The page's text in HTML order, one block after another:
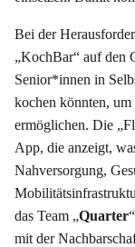
Bei der
„KochBar“ auf den
Senior*innen in
kochen könnten, um
ermöglichen. Die
App, die anzeigt,
Nahversorgung,
das Team „Quarter
mit der